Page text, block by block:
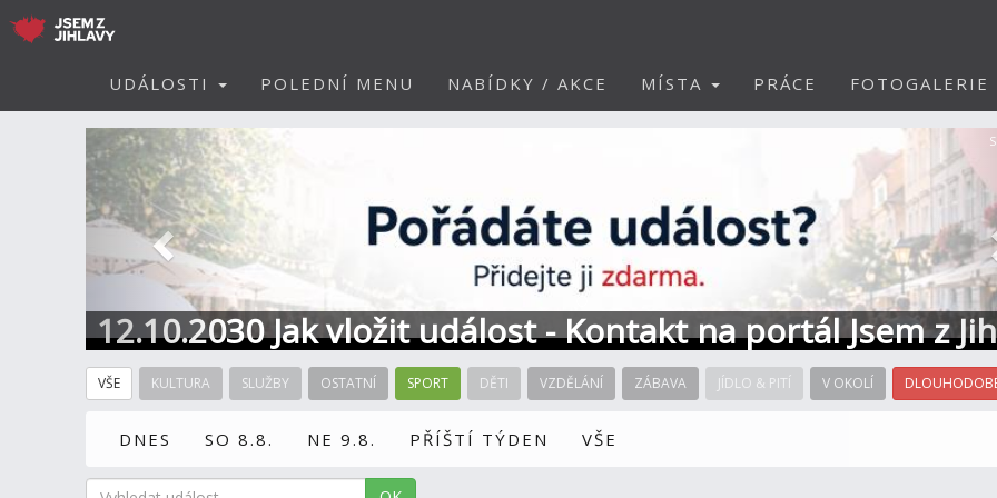
UDÁLOSTI POLEDNÍ MENU NABÍDKY / AKCE MÍSTA PRÁCE FOTOGALERIE
12.10.2030 Jak vložit událost - Kontakt na portál Jsem z
Předchozí
VŠE KULTURA SLUŽBY OSTATNÍ SPORT DĚTI VZDĚLÁNÍ ZÁBAVA JÍDLO & PITÍ V OKOLÍ
DNES SO 8.8. NE 9.8. PŘÍŠTÍ TÝDEN VŠE